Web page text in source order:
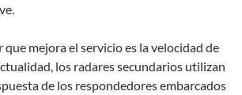
mejora el servicio es la velocidad de
los radares secundarios utilizan
de los respondedores embarcados